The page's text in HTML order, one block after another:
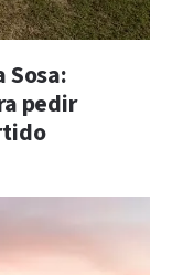
Sosa:
pedir